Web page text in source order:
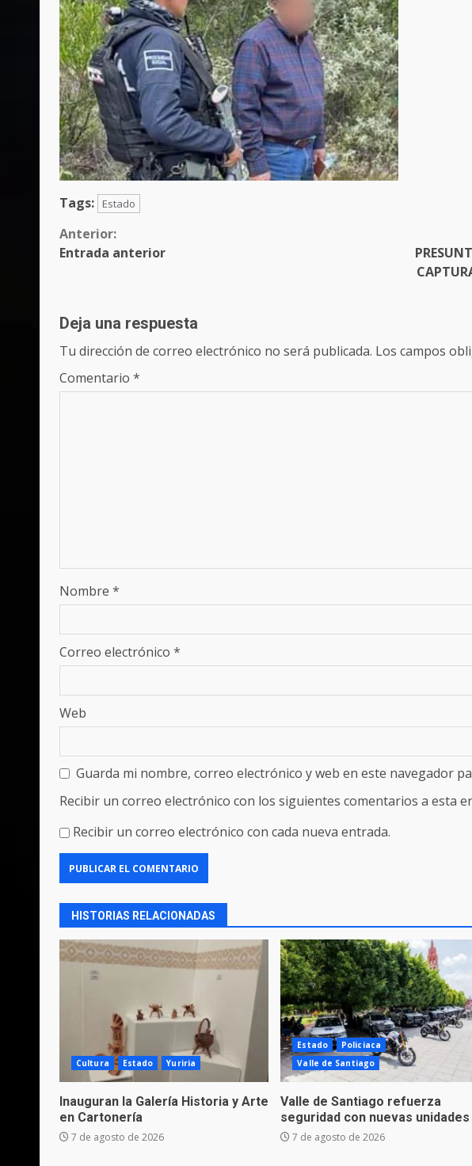
Tags: Estado
Sigue
Anterior:
Entrada anterior
Deja una respuesta
Tu dirección de correo electrónico no será publicada. Los campos
Comentario *
Nombre *
Correo electrónico *
Web
Guarda mi nombre, correo electrónico y web en este navegador
Recibir un correo electrónico con los siguientes comentarios a esta
Recibir un correo electrónico con cada nueva entrada.
HISTORIAS RELACIONADAS
Cultura Estado Yuriria
Inauguran la Galería Historia y Arte
en Cartonería
7 de agosto de 2026
Estado
Policiaca
Valle de Santiago
Valle de Santiago refuerza
seguridad con nuevas unidades
7 de agosto de 2026